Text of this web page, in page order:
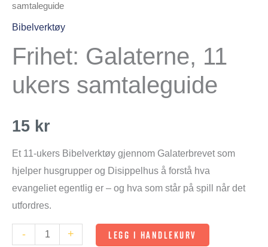
samtaleguide
Bibelverktøy
Frihet: Galaterne, 11
ukers samtaleguide
15 kr
Et 11-ukers Bibelverktøy gjennom Galaterbrevet som
hjelper husgrupper og Disippelhus å forstå hva
evangeliet egentlig er – og hva som står på spill når det
utfordres.
- + LEGG I HANDLEKURV